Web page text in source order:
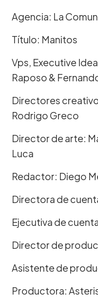
Agencia: La
Título: Manitos
Vps, Executive
Raposo &
Directores
Rodrigo Greco
Director de arte:
Luca
Redactor: Diego
Directora de
Ejecutiva de
Director de
Asistente de
Productora: